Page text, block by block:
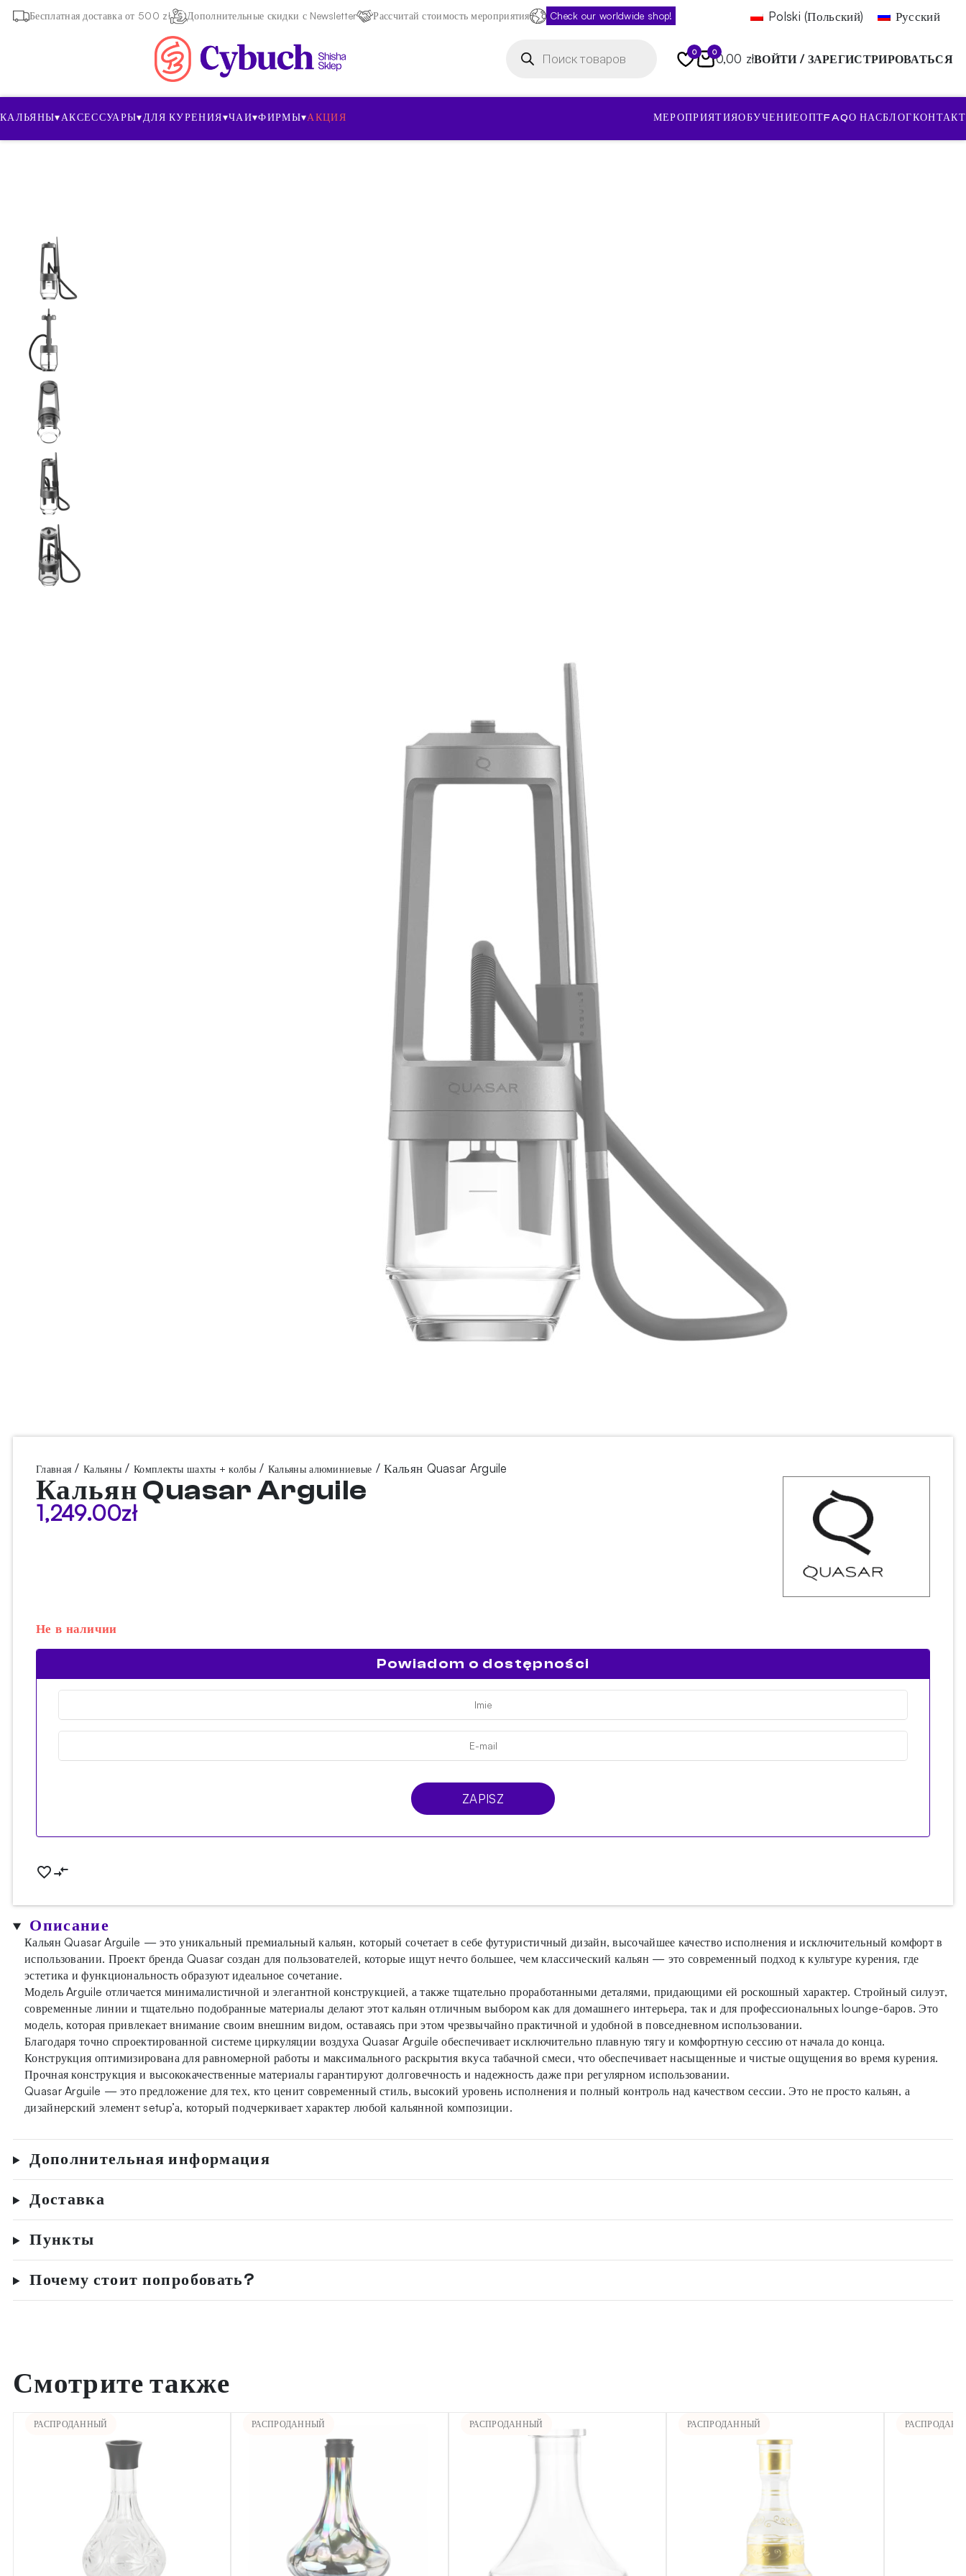
Бесплатная доставка от 500 zł Дополнительные скидки с Newsletter Рассчитай стоимость мероприятия Check our worldwide shop! Polski (Польский)
Русский
товаров 0 00,00 złВОЙТИ / ЗАРЕГИСТРИРОВАТЬСЯ
КАЛЬЯНЫ▾АКСЕССУАРЫ▾ДЛЯ КУРЕНИЯ▾ЧАИ▾ФИРМЫ▾АКЦИЯ МЕРОПРИЯТИЯОБУЧЕНИЕОПТFAQО НАСБЛОГКОНТАКТ
Главная /Кальяны /Комплекты шахты + колбы/ Кальяны алюминиевые / Кальян Quasar Arguile
Кальян Quasar Arguile
1,249.00zł
Не в наличии
Powiadom o dostępności
ZAPISZ
Описание
Кальян Quasar Arguile — это уникальный премиальный кальян, который сочетает в себе футуристичный дизайн, высочайшее качество исполнения и исключительный комфорт в
использовании. Проект бренда Quasar создан для пользователей, которые ищут нечто большее, чем классический кальян — это современный подход к культуре курения, где
эстетика и функциональность образуют идеальное сочетание.
Модель Arguile отличается минималистичной и элегантной конструкцией, а также тщательно проработанными деталями, придающими ей роскошный характер. Стройный силуэт,
современные линии и тщательно подобранные материалы делают этот кальян отличным выбором как для домашнего интерьера, так и для профессиональных lounge-баров. Это
модель, которая привлекает внимание своим внешним видом, оставаясь при этом чрезвычайно практичной и удобной в повседневном использовании.
Благодаря точно спроектированной системе циркуляции воздуха Quasar Arguile обеспечивает исключительно плавную тягу и комфортную сессию от начала до конца.
Конструкция оптимизирована для равномерной работы и максимального раскрытия вкуса табачной смеси, что обеспечивает насыщенные и чистые ощущения во время курения.
Прочная конструкция и высококачественные материалы гарантируют долговечность и надежность даже при регулярном использовании.
Quasar Arguile — это предложение для тех, кто ценит современный стиль, высокий уровень исполнения и полный контроль над качеством сессии. Это не просто кальян, а
дизайнерский элемент setup’а, который подчеркивает характер любой кальянной композиции.
Дополнительная информация
Доставка
Пункты
Почему стоит попробовать?
Смотрите также
РАСПРОДАННЫЙ РАСПРОДАННЫЙ РАСПРОДАННЫЙ РАСПРОДАННЫЙ